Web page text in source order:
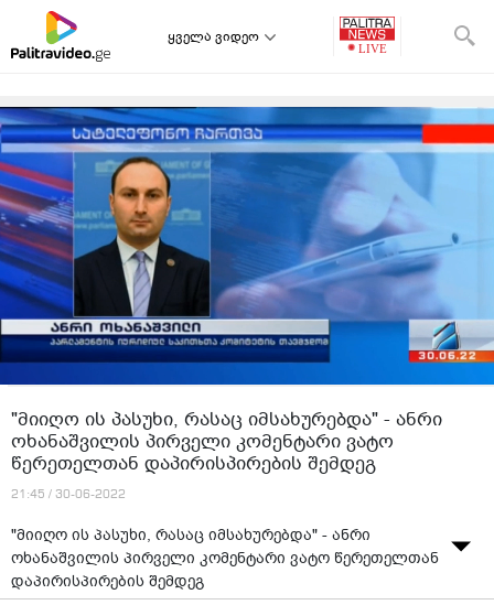
ყველა ვიდეო
"მიიღო ის პასუხი, რასაც იმსახურებდა" - ანრი
ოხანაშვილის პირველი კომენტარი ვატო
წერეთელთან დაპირისპირების შემდეგ
21:45 / 30-06-2022
"მიიღო ის პასუხი, რასაც იმსახურებდა" - ანრი
ოხანაშვილის პირველი კომენტარი ვატო წერეთელთან
დაპირისპირების შემდეგ